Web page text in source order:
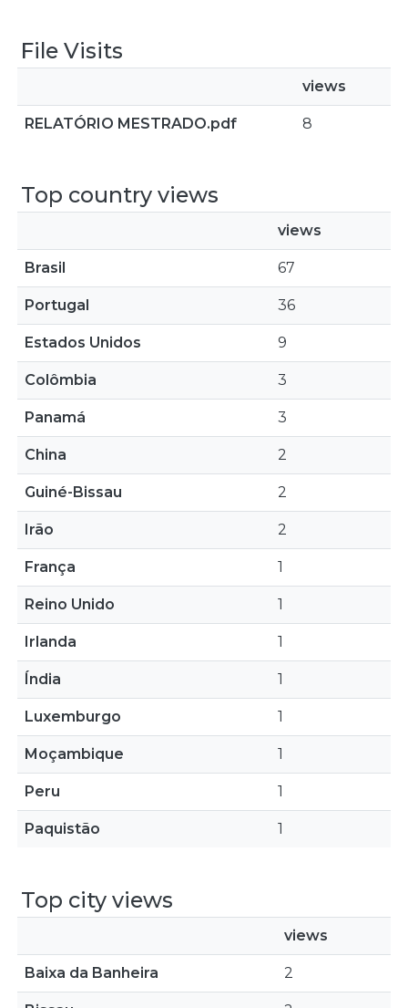
File Visits
views
RELATÓRIO MESTRADO.pdf 8
Top country views
views
Brasil 67
Portugal 36
Estados Unidos 9
Colômbia 3
Panamá 3
China 2
Guiné-Bissau 2
Irão 2
França 1
Reino Unido 1
Irlanda 1
Índia 1
Luxemburgo 1
Moçambique 1
Peru 1
Paquistão 1
Top city views
views
Baixa da Banheira 2